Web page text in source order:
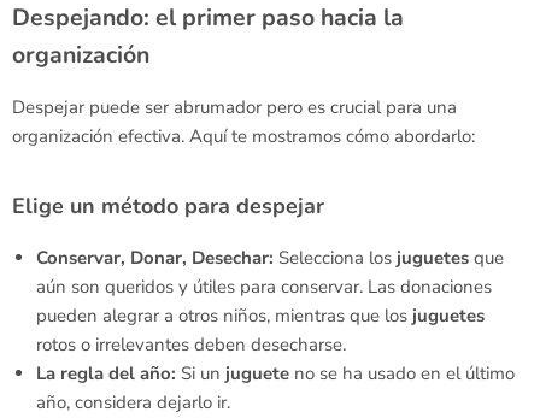
Despejando: el primer paso hacia la
organización
Despejar puede ser abrumador pero es crucial para una
organización efectiva. Aquí te mostramos cómo abordarlo:
Elige un método para despejar
Conservar, Donar, Desechar: Selecciona los juguetes que
aún son queridos y útiles para conservar. Las donaciones
pueden alegrar a otros niños, mientras que los juguetes
rotos o irrelevantes deben desecharse.
La regla del año: Si un juguete no se ha usado en el último
año, considera dejarlo ir.